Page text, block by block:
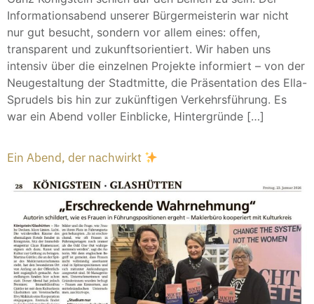
Informationsabend unserer Bürgermeisterin war nicht
nur gut besucht, sondern vor allem eines: offen,
transparent und zukunftsorientiert. Wir haben uns
intensiv über die einzelnen Projekte informiert – von der
Neugestaltung der Stadtmitte, die Präsentation des Ella-
Sprudels bis hin zur zukünftigen Verkehrsführung. Es
war ein Abend voller Einblicke, Hintergründe […]
Ein Abend, der nachwirkt